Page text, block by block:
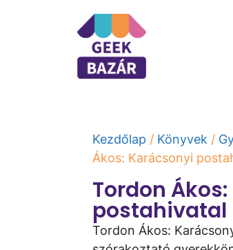
Kezdőlap / Könyvek /
Ákos: Karácsonyi
Tordon
postahivatal
Tordon Ákos: